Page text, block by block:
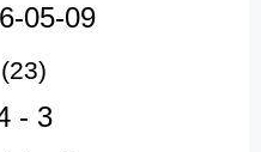
05-09
(23)
- 3